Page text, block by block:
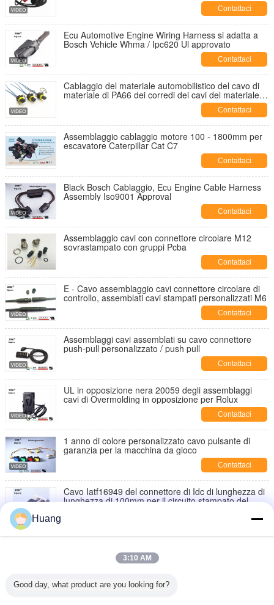
Contattaci
Ecu Automotive Engine Wiring Harness si adatta a
Bosch Vehicle Whma / Ipc620 Ul approvato
Contattaci
Cablaggio del materiale automobilistico del cavo di
materiale di PA66 dei corredi dei cavi del materiale
Contattaci
Assemblaggio cablaggio motore 100 - 1800mm per
escavatore Caterpillar Cat C7
Contattaci
Black Bosch Cablaggio, Ecu Engine Cable Harness
Assembly Iso9001 Approval
Contattaci
Assemblaggio cavi con connettore circolare M12
sovrastampato con gruppi Pcba
Contattaci
E - Cavo assemblaggio cavi connettore circolare di
controllo, assemblati cavi stampati personalizzati M6
Contattaci
Assemblaggi cavi assemblati su cavo connettore
push-pull personalizzato / push pull
Contattaci
UL in opposizione nera 20059 degli assemblaggi
cavi di Overmolding in opposizione per Rolux
Contattaci
1 anno di colore personalizzato cavo pulsante di
garanzia per la macchina da gioco
Contattaci
Cavo Iatf16949 del connettore di Idc di lunghezza di
lunghezza di 100mm per il circuito stampato del
16awg Custom Cable Assemblies
L'UL del cablaggio del bottone del cablaggio della
Huang
3:10 AM
Good day, what product are you looking for?